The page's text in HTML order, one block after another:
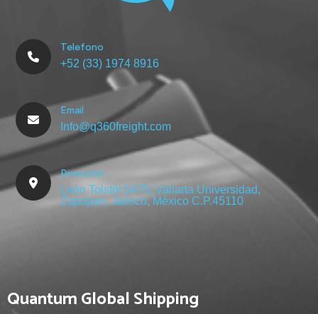
Telefono
+52 (33) 1974 8916
Email
Info@q360freight.com
Dirección
León Tolstói 5475, Vallarta Universidad,
Zapopan, Jalisco, México C.P.45110
Quantum Global Shipping